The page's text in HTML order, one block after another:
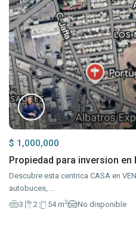
$ 1,000,000
Propiedad para inversion en
Descubre esta centrica CASA en
autobuces, ...
3
2 54 m2 No disponible